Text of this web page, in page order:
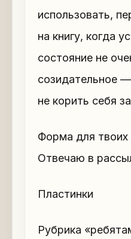
использовать,
на книгу, когда
состояние не
созидательное
не корить себя
Форма для твоих
Отвечаю в
Пластинки
Рубрика